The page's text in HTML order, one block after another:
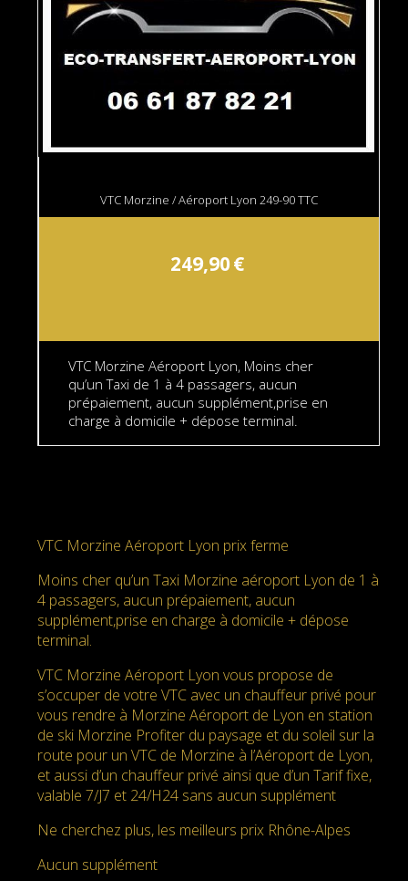
VTC Morzine / Aéroport Lyon 249-90 TTC
249,90€
VTC Morzine Aéroport Lyon, Moins cher
qu’un Taxi de 1 à 4 passagers, aucun
prépaiement, aucun supplément,prise en
charge à domicile + dépose terminal.
VTC Morzine Aéroport Lyon prix ferme
Moins cher qu’un Taxi Morzine aéroport Lyon de 1 à
4 passagers, aucun prépaiement, aucun
supplément,prise en charge à domicile + dépose
terminal.
VTC Morzine Aéroport Lyon vous propose de
s’occuper de votre VTC avec un chauffeur privé pour
vous rendre à Morzine Aéroport de Lyon en station
de ski Morzine Profiter du paysage et du soleil sur la
route pour un VTC de Morzine à l’Aéroport de Lyon,
et aussi d’un chauffeur privé ainsi que d’un Tarif fixe,
valable 7/J7 et 24/H24 sans aucun supplément
Ne cherchez plus, les meilleurs prix Rhône-Alpes
Aucun supplément